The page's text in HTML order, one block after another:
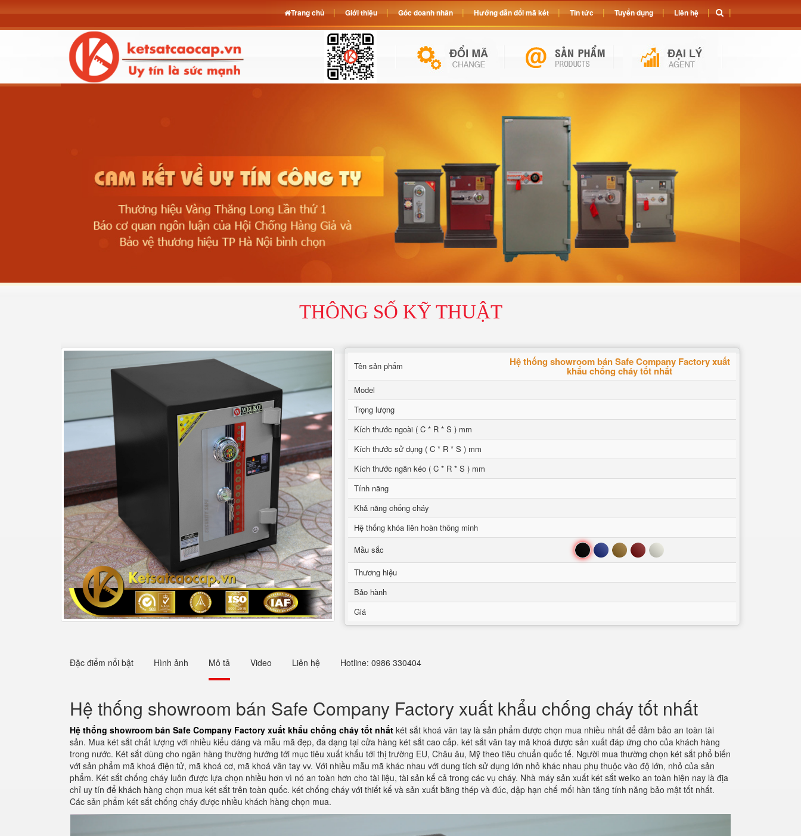
THÔNG SỐ KỸ THUẬT
Tên sản phẩm Hệ thống showroom bán Safe Company Factory xuất
khẩu chống cháy tốt nhất
Model
Trọng lượng
Kích thước ngoài ( C * R * S ) mm
Kích thước sử dụng ( C * R * S ) mm
Kích thước ngăn kéo ( C * R * S ) mm
Tính năng
Khả năng chống cháy
Hệ thống khóa liên hoàn thông minh
Mầu sắc
Đen Xanh Nâu Đỏ Trắng
Thương hiệu
Bảo hành
Giá
Đặc điểm nổi bật Hình ảnh Mô tả Video Liên hệ Hotline: 0986 330404
Hệ thống showroom bán Safe Company Factory xuất khẩu chống cháy tốt nhất
Hệ thống showroom bán Safe Company Factory xuất khẩu chống cháy tốt nhất két sắt khoá vân tay là sản phẩm được chọn mua nhiều nhất để đảm bảo an toàn tài
sản. Mua két sắt chất lượng với nhiều kiểu dáng và mẫu mã đẹp, đa dạng tại cửa hàng két sắt cao cấp. két sắt vân tay mã khoá được sản xuất đáp ứng cho của khách hàng
trong nước. Két sắt dùng cho ngân hàng thường hướng tới mục tiêu xuất khẩu tới thị trường EU, Châu âu, Mỹ theo tiêu chuẩn quốc tế. Người mua thường chọn két sắt phổ biến
với sản phẩm mã khoá điện tử, mã khoá cơ, mã khoá vân tay vv. Với nhiều mẫu mã khác nhau với dung tích sử dụng lớn nhỏ khác nhau phụ thuộc vào độ lớn, nhỏ của sản
phẩm. Két sắt chống cháy luôn được lựa chọn nhiều hơn vì nó an toàn hơn cho tài liệu, tài sản kể cả trong các vụ cháy. Nhà máy sản xuất két sắt welko an toàn hiện nay là địa
chỉ uy tín để khách hàng chọn mua két sắt trên toàn quốc. két chống cháy với thiết kế và sản xuất bằng thép và đúc, dập hạn chế mối hàn tăng tính năng bảo mật tốt nhất.
Các sản phẩm két sắt chống cháy được nhiều khách hàng chọn mua.
Trang chủ Giới thiệu Góc doanh nhân Hướng dẫn đổi mã két Tin tức Tuyển dụng Liên hệ